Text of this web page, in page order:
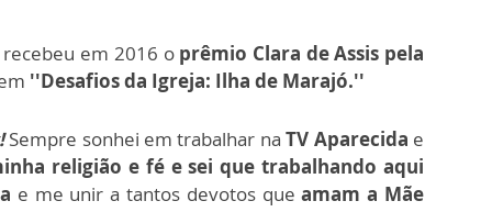
recebeu em 2016 o prêmio Clara de Assis pela
''Desafios da Igreja: Ilha de Marajó.''
Sempre sonhei em trabalhar naTV Aparecida e
religião e fé e sei que trabalhando aqui
e me unir a tantos devotos queamam a Mãe